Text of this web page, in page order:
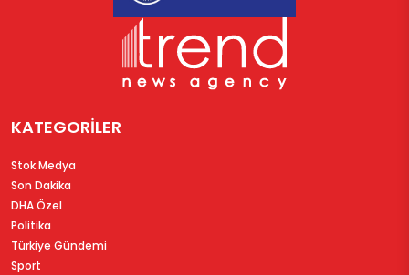
KATEGORİLER
Stok Medya
Son Dakika
DHA Özel
Politika
Türkiye Gündemi
Sport